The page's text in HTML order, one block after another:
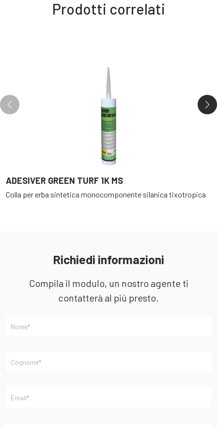
Prodotti correlati
ADESIVER GREEN TURF 1K MS
Colla per erba sintetica monocomponente silanica tixotropica
Richiedi informazioni
Compila il modulo, un nostro agente ti
contatterà al più presto.